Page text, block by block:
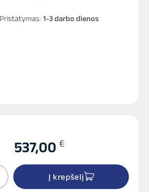
Pristatymas: 1-3 darbo dienos
537,00 €
Į krepšelį